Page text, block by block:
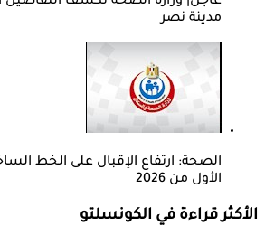
مدينة نصر
الأول من 2026
الأكثر قراءة في الكونسلتو